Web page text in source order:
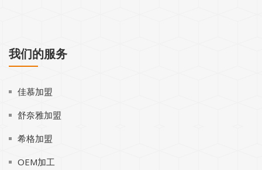
我们的服务
佳慕加盟
舒奈雅加盟
希格加盟
OEM加工